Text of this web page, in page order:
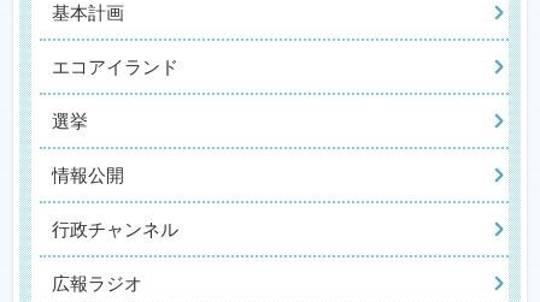
基本計画
エコアイランド
選挙
情報公開
行政チャンネル
広報ラジオ